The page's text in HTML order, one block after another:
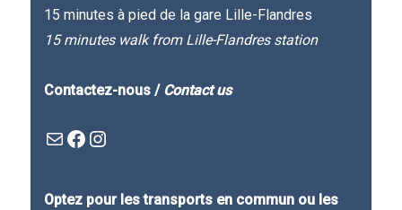
15 minutes à pied de la gare Lille-Flandres
15 minutes walk from Lille-Flandres station
Contactez-nous / Contact us
Mail
Facebook : Festivla des livres d'en hautInstagram
Optez pour les transports en commun ou les